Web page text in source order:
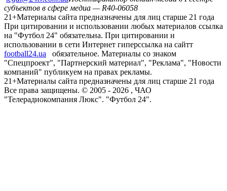
субъектов в сфере медиа — R40-06058
21+Материалы сайта предназначены для лиц старше 21 года
При цитировании и использовании любых материалов ссылка
на "Футбол 24" обязательна. При цитировании и
использовании в сети Интернет гиперссылка на сайтт
football24.ua
обязательное. Материалы со знаком
"Спецпроект", "Партнерский материал", "Реклама", "Новости
компаний" публикуем на правах рекламы.
21+Материалы сайта предназначены для лиц старше 21 года
Все права защищены. © 2005 - 2026 , ЧАО
"Телерадиокомпания Люкс". "Футбол 24".